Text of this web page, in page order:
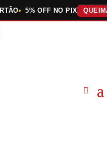
5% OFF NO PIX QUEIMA DE